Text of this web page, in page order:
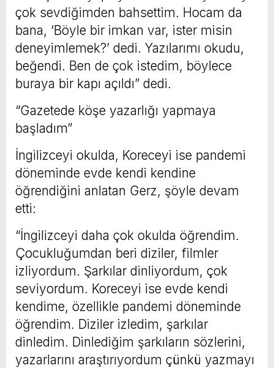
çok sevdiğimden bahsettim. Hocam da
bana, ‘Böyle bir imkan var, ister misin
deneyimlemek?’ dedi. Yazılarımı okudu,
beğendi. Ben de çok istedim, böylece
buraya bir kapı açıldı” dedi.
“Gazetede köşe yazarlığı yapmaya
başladım”
İngilizceyi okulda, Koreceyi ise pandemi
döneminde evde kendi kendine
öğrendiğini anlatan Gerz, şöyle devam
etti:
“İngilizceyi daha çok okulda öğrendim.
Çocukluğumdan beri diziler, filmler
izliyordum. Şarkılar dinliyordum, çok
seviyordum. Koreceyi ise evde kendi
kendime, özellikle pandemi döneminde
öğrendim. Diziler izledim, şarkılar
dinledim. Dinlediğim şarkıların sözlerini,
yazarlarını araştırıyordum çünkü yazmayı